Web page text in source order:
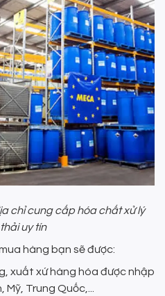
chỉ cung cấp hóa chất xử lý
uy tín
hàng bạn sẽ được:
xuất xứ hàng hóa được nhập
Trung Quốc,...